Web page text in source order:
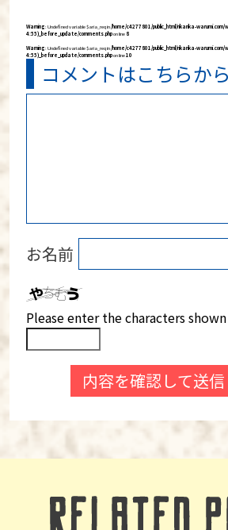
Warning: Undefined variable $aria_req in/home/c4277801/public_html/rikarika-
4:55)_before_update/comments.phpon line 8
Warning: Undefined variable $aria_req in/home/c4277801/public_html/rikarika-
4:55)_before_update/comments.phpon line10
コメントはこちらから
お名前
Please enter the characters